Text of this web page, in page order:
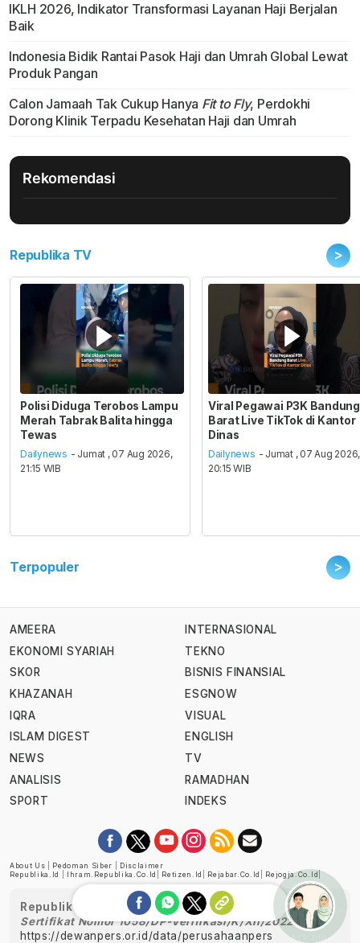
IKLH 2026, Indikator Transformasi Layanan Haji Berjalan
Baik
Indonesia Bidik Rantai Pasok Haji dan Umrah Global Lewat
Produk Pangan
Calon Jamaah Tak Cukup Hanya Fit to Fly, Perdokhi
Dorong Klinik Terpadu Kesehatan Haji dan Umrah
Rekomendasi
Republika TV >
Polisi Diduga Terobos Lampu
Merah Tabrak Balita hingga
Tewas
Dailynews - Jumat , 07 Aug 2026,
21:15 WIB
Viral Pegawai P3K Bandung
Barat Live TikTok di Kantor
Dinas
Dailynews - Jumat , 07 Aug 2026,
20:15 WIB
Terpopuler >
AMEERA
EKONOMI SYARIAH
SKOR
KHAZANAH
IQRA
ISLAM DIGEST
NEWS
ANALISIS
SPORT
INTERNASIONAL
TEKNO
BISNIS FINANSIAL
ESGNOW
VISUAL
ENGLISH
TV
RAMADHAN
INDEKS
About Us Pedoman Siber
Disclaimer
Republika.id
Ihram.republika.co.id Retizen.id Rejabar.co.id Rejogja.co.id
Republika telah diverifikasi oleh Dewan Pers
Sertifikat Nomor 1058/DP-Verifikasi/K/XII/2022
https://dewanpers.or.id/data/perusahaanpers
Ask me!